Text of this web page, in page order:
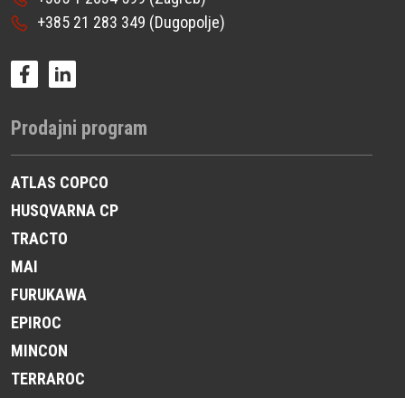
+385 21 283 349 (Dugopolje)
Prodajni program
ATLAS COPCO
HUSQVARNA CP
TRACTO
MAI
FURUKAWA
EPIROC
MINCON
TERRAROC